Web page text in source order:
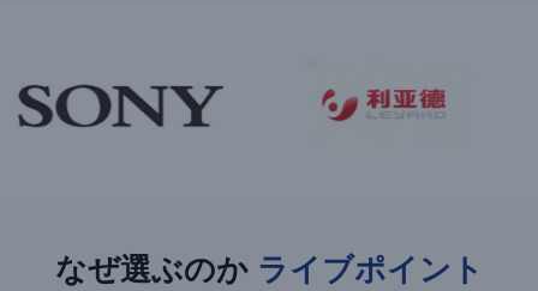
なぜ選ぶのか ライブポイント